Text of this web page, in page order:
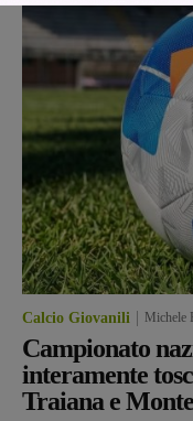
Calcio Giovanili Michele
Campionato
interamente
Traiana e